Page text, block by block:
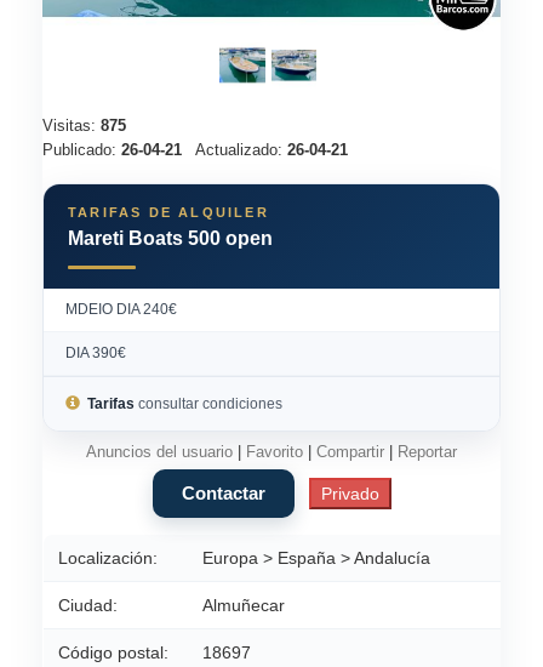
Visitas: 875
Publicado: 26-04-21 Actualizado: 26-04-21
TARIFAS DE ALQUILER
Mareti Boats 500 open
MDEIO DIA 240€
DIA 390€
Tarifas consultar condiciones
Anuncios del usuario Favorito Compartir Reportar
Localización: Europa > España > Andalucía
Ciudad: Almuñecar
Código postal: 18697